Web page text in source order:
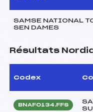
SAMSE NATIONAL
SEN DAMES
Résultats
Codex
BNAF0134.FFS